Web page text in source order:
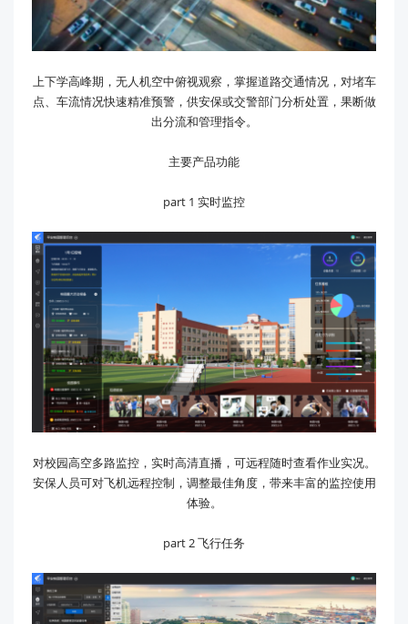
上下学高峰期，无人机空中俯视观察，掌握道路交通情况，对堵车
点、车流情况快速精准预警，供安保或交警部门分析处置，果断做
出分流和管理指令。
主要产品功能
part 1 实时监控
对校园高空多路监控，实时高清直播，可远程随时查看作业实况。
安保人员可对飞机远程控制，调整最佳角度，带来丰富的监控使用
体验。
part 2 飞行任务